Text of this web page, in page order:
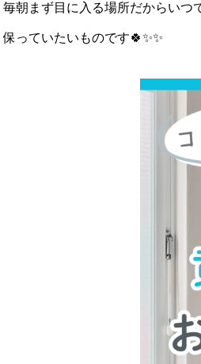
毎朝まず目に入る場所だからいつ
保っていたいものです🍀✨✨